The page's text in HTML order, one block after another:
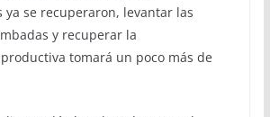
ya se recuperaron, levantar las
y recuperar la
tomará un poco más de